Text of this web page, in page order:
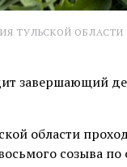
ТУЛЬСКОЙ ОБЛАСТИ
завершающий
области
созыва